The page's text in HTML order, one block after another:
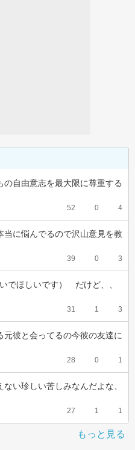
自由意志を最大限に尊重する
52 0 4
に悩んでるので沢山意見を教
39 0 3
でほしいです）　だけど、、
31 1 3
彼と会ってるの今彼の友達に
28 0 1
い珍しい苦しみなんだよな、
27 1 1
もっと見る